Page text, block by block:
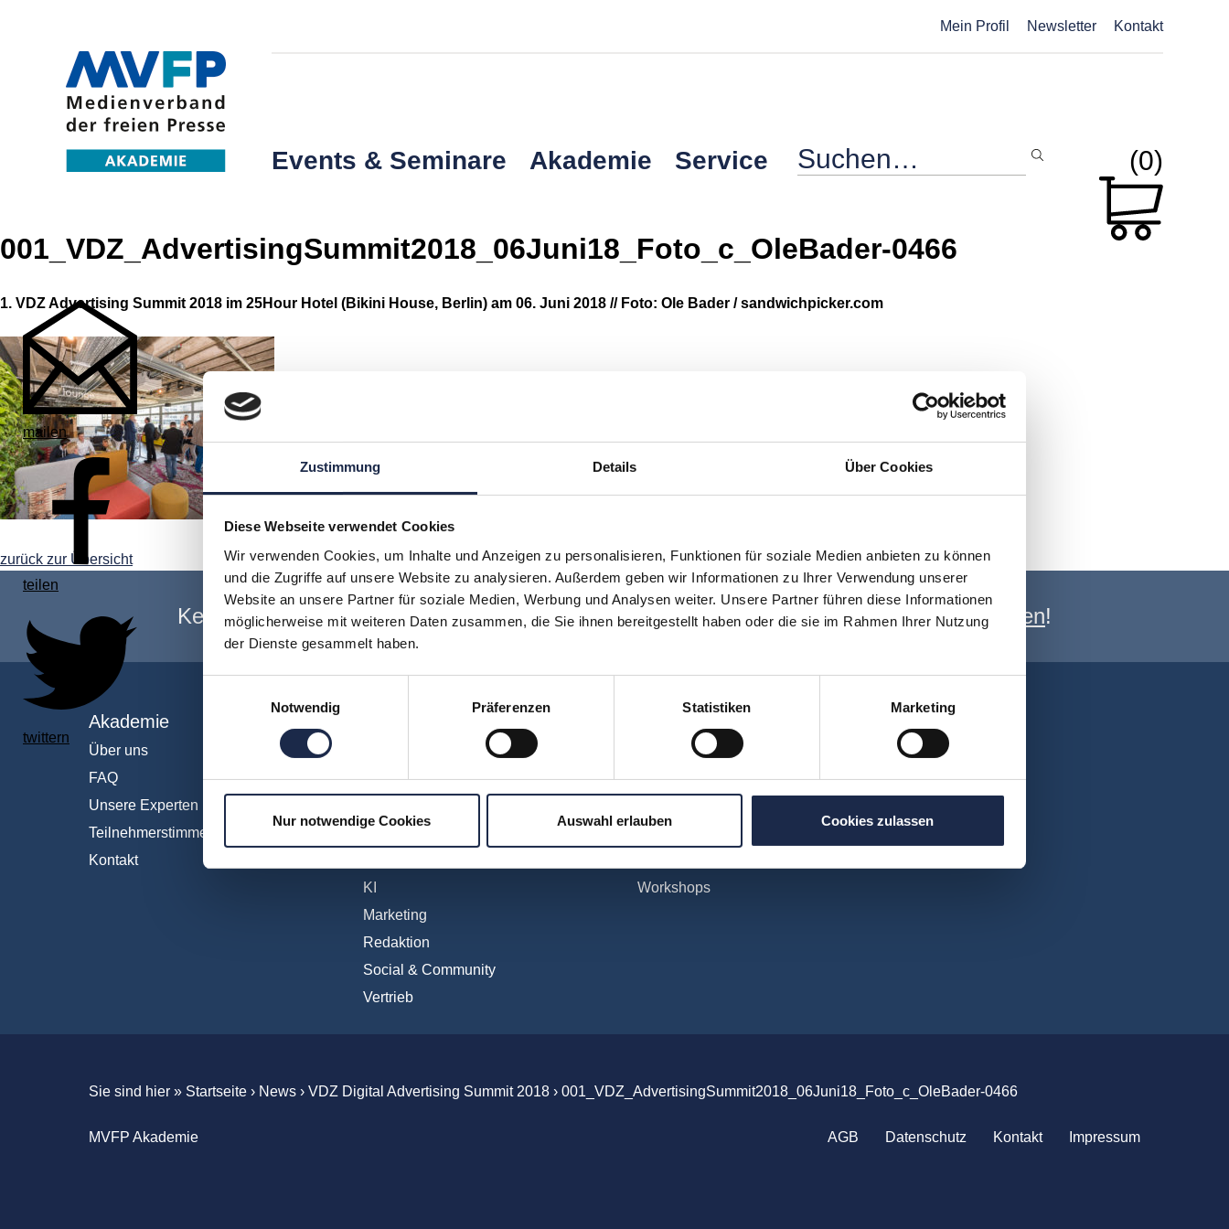
Zustimmung Details Über Cookies
Diese Webseite verwendet Cookies
Wir verwenden Cookies, um Inhalte und Anzeigen zu personalisieren, Funktionen für soziale Medien anbieten zu können
und die Zugriffe auf unsere Website zu analysieren. Außerdem geben wir Informationen zu Ihrer Verwendung unserer
Website an unsere Partner für soziale Medien, Werbung und Analysen weiter. Unsere Partner führen diese Informationen
möglicherweise mit weiteren Daten zusammen, die Sie ihnen bereitgestellt haben oder die sie im Rahmen Ihrer Nutzung
der Dienste gesammelt haben.
Notwendig
Präferenzen Statistiken Marketing
Nur notwendige Cookies Auswahl erlauben Cookies zulassen
Mein Profil Newsletter Kontakt
Events & Seminare Akademie Service (0)
001_VDZ_AdvertisingSummit2018_06Juni18_Foto_c_OleBader-0466
mailen
teilen
twittern
1. VDZ Advertising Summit 2018 im 25Hour Hotel (Bikini House, Berlin) am 06. Juni 2018 // Foto: Ole Bader / sandwichpicker.com
zurück zur Übersicht
Keine Veranstaltung mehr verpassen: Jetzt für denMVFP Akademie Newsletter anmelden!
Akademie
Über uns
FAQ
Unsere Experten
Teilnehmerstimmen
Kontakt
Abo & Subscription
Anzeigen
Internationales
KI
Marketing
Redaktion
Social & Community
Vertrieb
Konferenzen
Touren
Workshops
Sie sind hier » Startseite › News › VDZ Digital Advertising Summit 2018 › 001_VDZ_AdvertisingSummit2018_06Juni18_Foto_c_OleBader-0466
MVFP Akademie AGB Datenschutz Kontakt Impressum